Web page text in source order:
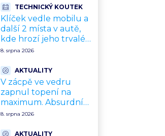
soudTECHNICKÝ KOUTEK
Klíček vedle mobilu a
další 2 místa v autě,
kde hrozí jeho trvalé
poškození a
8. srpna 2026
AKTUALITY
V zácpě ve vedru
zapnul topení na
maximum. Absurdní
trik zachrání motor
desítky tisíc
8. srpna 2026
AKTUALITY